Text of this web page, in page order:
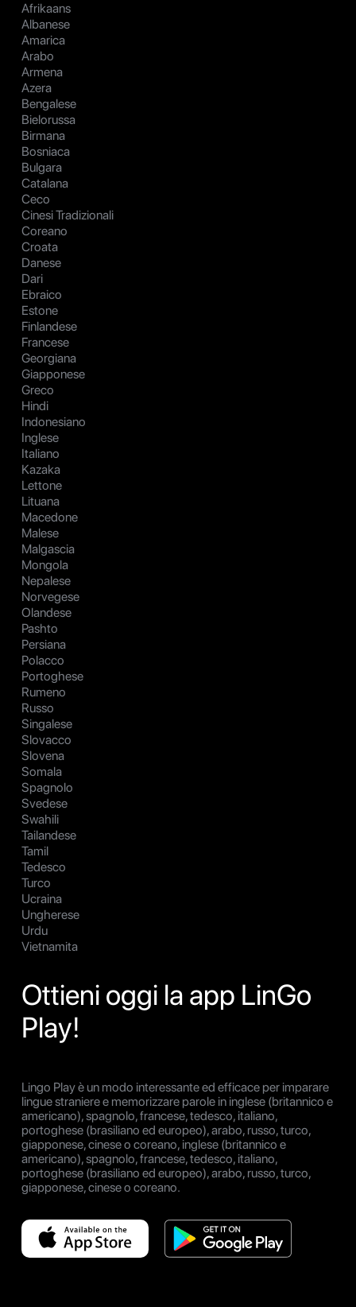
Afrikaans
Albanese
Amarica
Arabo
Armena
Azera
Bengalese
Bielorussa
Birmana
Bosniaca
Bulgara
Catalana
Ceco
Cinesi Tradizionali
Coreano
Croata
Danese
Dari
Ebraico
Estone
Finlandese
Francese
Georgiana
Giapponese
Greco
Hindi
Indonesiano
Inglese
Italiano
Kazaka
Lettone
Lituana
Macedone
Malese
Malgascia
Mongola
Nepalese
Norvegese
Olandese
Pashto
Persiana
Polacco
Portoghese
Rumeno
Russo
Singalese
Slovacco
Slovena
Somala
Spagnolo
Svedese
Swahili
Tailandese
Tamil
Tedesco
Turco
Ucraina
Ungherese
Urdu
Vietnamita
Ottieni oggi la app LinGo
Play!
Lingo Play è un modo interessante ed efficace per imparare
lingue straniere e memorizzare parole in inglese (britannico e
americano), spagnolo, francese, tedesco, italiano,
portoghese (brasiliano ed europeo), arabo, russo, turco,
giapponese, cinese o coreano, inglese (britannico e
americano), spagnolo, francese, tedesco, italiano,
portoghese (brasiliano ed europeo), arabo, russo, turco,
giapponese, cinese o coreano.